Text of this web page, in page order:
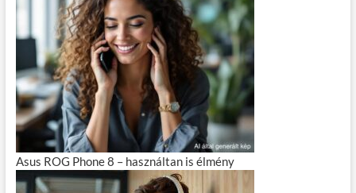
Asus ROG Phone 8 – használtan is élmény